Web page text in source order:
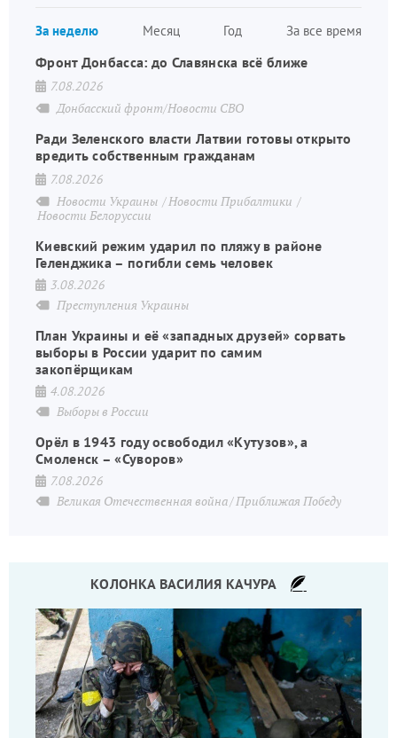
За неделю Месяц Год За все время
страниц
Фронт Донбасса: до Славянска всё ближе
7.08.2026
Донбасский фронт/Новости СВО
Ради Зеленского власти Латвии готовы открыто
вредить собственным гражданам
7.08.2026
Новости Украины
Новости Прибалтики
Новости Белоруссии
Киевский режим ударил по пляжу в районе
Геленджика – погибли семь человек
3.08.2026
Преступления Украины
План Украины и её «западных друзей» сорвать
выборы в России ударит по самим
закопёрщикам
4.08.2026
Выборы в России
Орёл в 1943 году освободил «Кутузов», а
Смоленск – «Суворов»
7.08.2026
Великая Отечественная война Приближая Победу
КОЛОНКА ВАСИЛИЯ КАЧУРА